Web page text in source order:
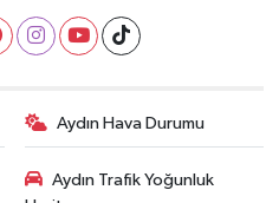
Aydın Hava Durumu
Aydın Trafik Yoğunluk